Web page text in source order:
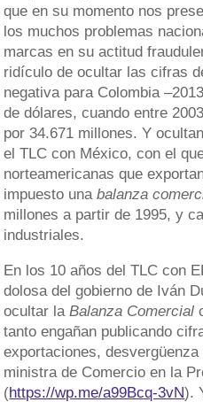
que en su momento nos
los muchos problemas
marcas en su actitud
ridículo de ocultar las cifras
negativa para Colombia
de dólares, cuando entre
por 34.671 millones. Y
el TLC con México, con el
norteamericanas que
impuesto unabalanza
millones a partir de 1995, y
industriales.
En los 10 años del TLC con
dolosa del gobierno de Iván
ocultar laBalanza Comercial
tanto engañan publicando
exportaciones,
ministra de Comercio en la
(https://wp.me/a99Bcq-3vN).